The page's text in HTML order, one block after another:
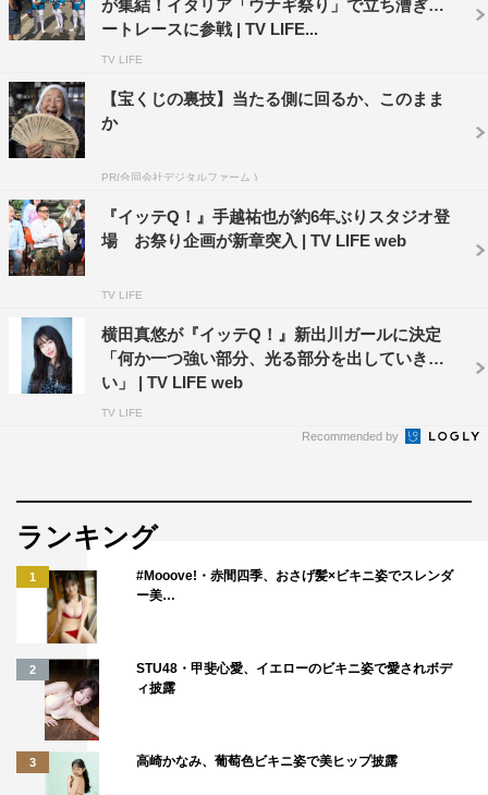
が集結！イタリア「ウナギ祭り」で立ち漕ぎボ
ートレースに参戦 | TV LIFE...
TV LIFE
【宝くじの裏技】当たる側に回るか、このまま
か
PR(合同会社デジタルファーム )
『イッテQ！』手越祐也が約6年ぶりスタジオ登
場 お祭り企画が新章突入 | TV LIFE web
TV LIFE
横田真悠が『イッテQ！』新出川ガールに決定
「何か一つ強い部分、光る部分を出していきた
い」 | TV LIFE web
TV LIFE
Recommended by
ランキング
1
#Mooove!・赤間四季、おさげ髪×ビキニ姿でスレンダ
ー美…
2
STU48・甲斐心愛、イエローのビキニ姿で愛されボデ
ィ披露
3 高崎かなみ、葡萄色ビキニ姿で美ヒップ披露